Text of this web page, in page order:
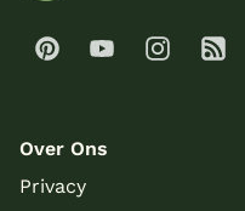
Over Ons
Privacy